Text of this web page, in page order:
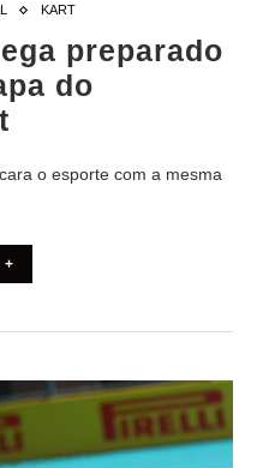
KART
preparado
do
o esporte com a mesma
+